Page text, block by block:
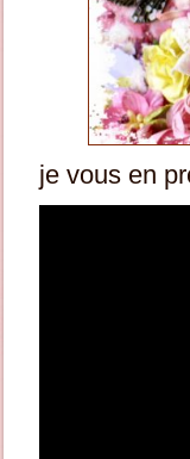
je vous en